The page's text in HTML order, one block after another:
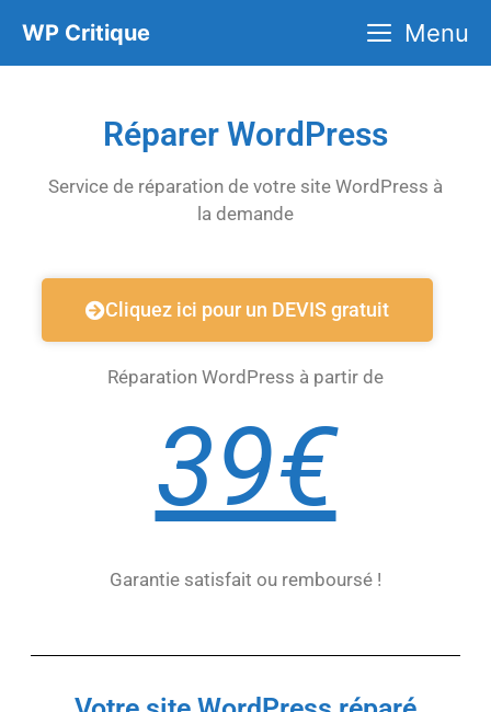
WP Critique Menu
Réparer WordPress
Service de réparation de votre site WordPress à
la demande
Cliquez ici pour un DEVIS gratuit
Réparation WordPress à partir de
39€
Garantie satisfait ou remboursé !